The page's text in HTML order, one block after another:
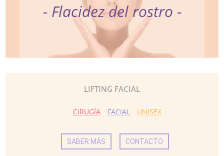
- Flacidez del rostro -
LIFTING FACIAL
CIRUGÍA FACIAL UNISEX
SABER MÁS CONTACTO